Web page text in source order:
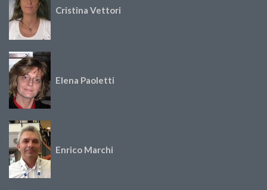
Cristina Vettori
Elena Paoletti
Enrico Marchi